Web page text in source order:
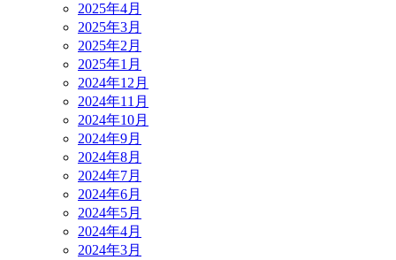
2025年4月
2025年3月
2025年2月
2025年1月
2024年12月
2024年11月
2024年10月
2024年9月
2024年8月
2024年7月
2024年6月
2024年5月
2024年4月
2024年3月